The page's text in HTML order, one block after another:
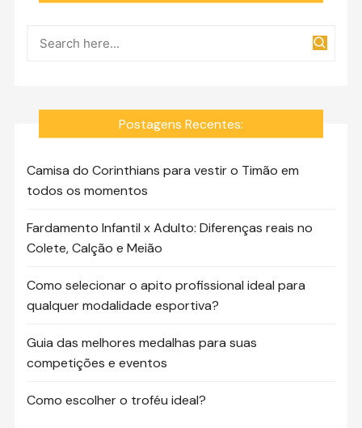
Postagens Recentes:
Camisa do Corinthians para vestir o Timão em
todos os momentos
Fardamento Infantil x Adulto: Diferenças reais no
Colete, Calção e Meião
Como selecionar o apito profissional ideal para
qualquer modalidade esportiva?
Guia das melhores medalhas para suas
competições e eventos
Como escolher o troféu ideal?